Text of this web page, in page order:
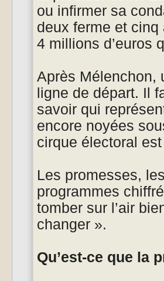
ou infirmer sa
deux ferme et cinq
4 millions d’euros
Après Mélenchon,
ligne de départ. Il
savoir qui
encore noyées
cirque électoral
Les promesses,
programmes
tomber sur l’air
changer ».
Qu’est-ce que la